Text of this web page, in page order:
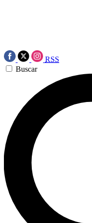
RSS
Buscar